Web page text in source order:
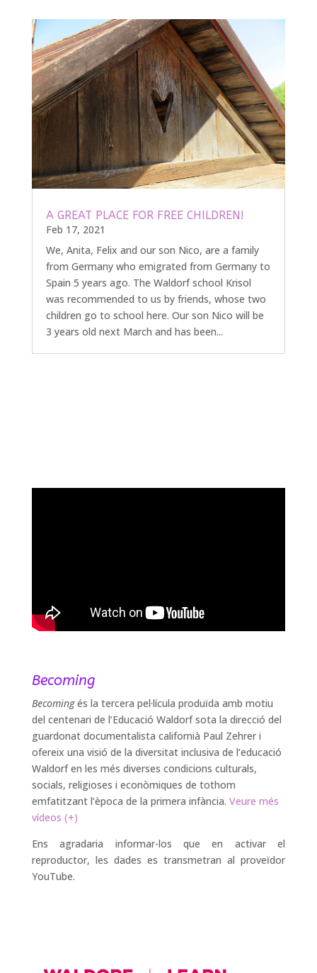
A GREAT PLACE FOR FREE CHILDREN!
Feb 17, 2021
We, Anita, Felix and our son Nico, are a family
from Germany who emigrated from Germany to
Spain 5 years ago. The Waldorf school Krisol
was recommended to us by friends, whose two
children go to school here. Our son Nico will be
3 years old next March and has been...
Becoming
Becomingés la tercera pel·lícula produïda amb motiu
del centenari de l’Educació Waldorf sota la direcció del
guardonat documentalista californià Paul Zehrer i
ofereix una visió de la diversitat inclusiva de l’educació
Waldorf en les més diverses condicions culturals,
socials, religioses i econòmiques de tothom
emfatitzant l’època de la primera infància. Veure més
vídeos (+)
Ens agradaria informar-los que en activar el
reproductor, les dades es transmetran al proveïdor
YouTube.